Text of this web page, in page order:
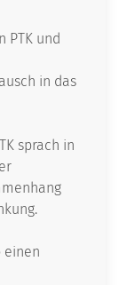
PTK und
in das
sprach in
einen